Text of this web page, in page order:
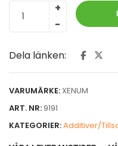
Dela länken:
VARUMÄRKE: XENUM
ART. NR: 9191
KATEGORIER:Additiver/